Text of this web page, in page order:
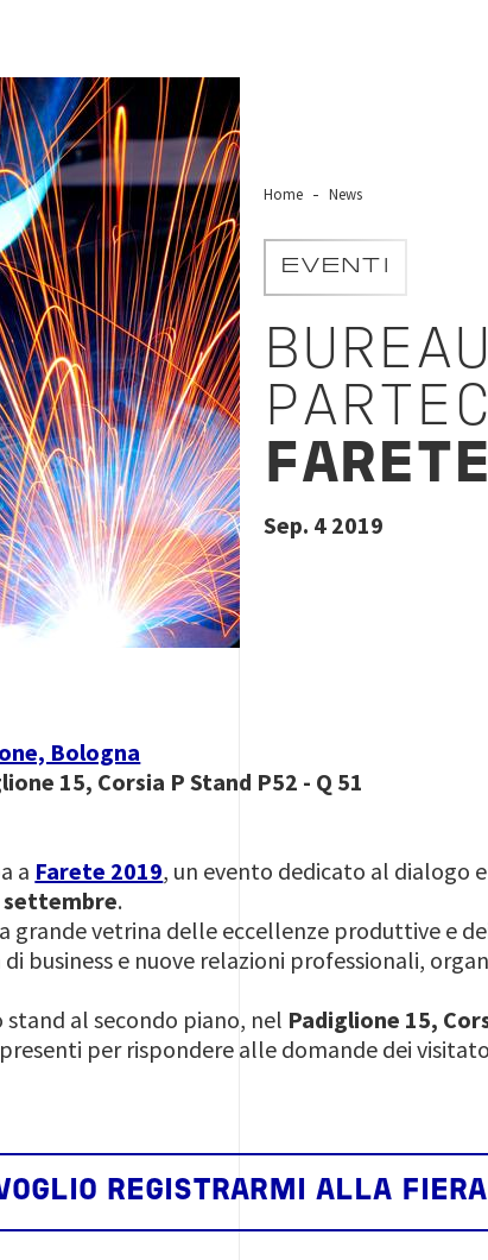
Home News
EVENTI
Sep. 4 2019
Bologna
15, Corsia P Stand P52 - Q 51
a Farete 2019, un evento dedicato al dialogo
settembre.
grande vetrina delle eccellenze produttive e
business e nuove relazioni professionali,
al secondo piano, nel Padiglione 15,
per rispondere alle domande dei
REGISTRARMI ALLA FIERA